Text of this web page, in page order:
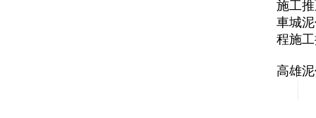
施工
車城
程施
高雄